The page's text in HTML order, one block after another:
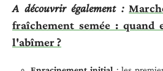
A découvrir également :
fraîchement semée : quand
l'abîmer ?